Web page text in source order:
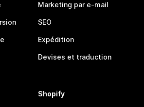
Marketing par e-mail
SEO
Expédition
Devises et traduction
Shopify